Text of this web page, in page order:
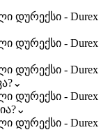
დურექსი - Durex
დურექსი - Durex
დურექსი - Durex
⌄
დურექსი - Durex
⌄
დურექსი - Durex